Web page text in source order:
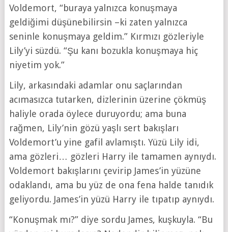
Voldemort, “buraya yalnızca konuşmaya
geldiğimi düşünebilirsin –ki zaten yalnızca
seninle konuşmaya geldim.” Kırmızı gözleriyle
Lily’yi süzdü. “Şu kanı bozukla konuşmaya hiç
niyetim yok.”
Lily, arkasındaki adamlar onu saçlarından
acımasızca tutarken, dizlerinin üzerine çökmüş
haliyle orada öylece duruyordu; ama buna
rağmen, Lily’nin gözü yaşlı sert bakışları
Voldemort’u yine gafil avlamıştı. Yüzü Lily idi,
ama gözleri… gözleri Harry ile tamamen aynıydı.
Voldemort bakışlarını çevirip James’in yüzüne
odaklandı, ama bu yüz de ona fena halde tanıdık
geliyordu. James’in yüzü Harry ile tıpatıp aynıydı.
“Konuşmak mı?” diye sordu James, kuşkuyla. “Bu